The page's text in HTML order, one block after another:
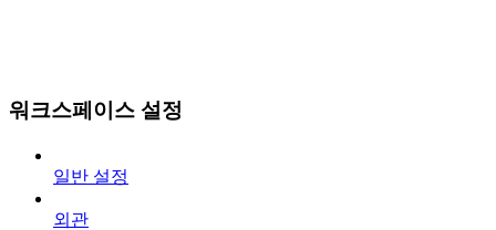
워크스페이스 설정
일반 설정
외관